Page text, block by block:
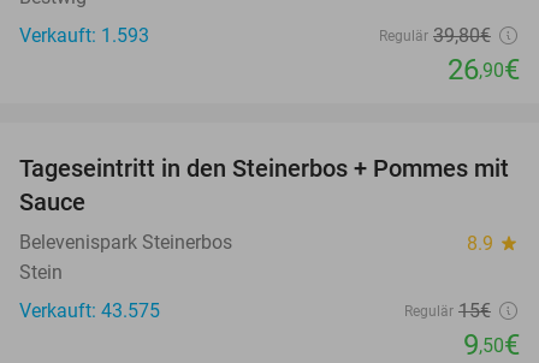
Verkauft: 1.593
Regulär 39,80€
26,90€
37%
Tageseintritt in den Steinerbos + Pommes mit
Sauce
Belevenispark Steinerbos 8.9 star
Stein
Verkauft: 43.575
Regulär 15€
9,50€